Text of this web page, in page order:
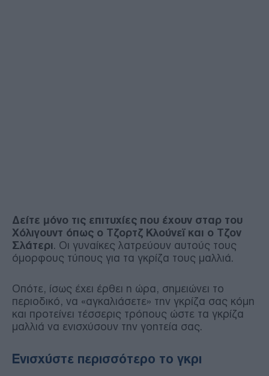
Δείτε μόνο τις επιτυχίες που έχουν σταρ του
Χόλιγουντ όπως ο Τζορτζ Κλούνεϊ και ο Τζον
Σλάτερι. Οι γυναίκες λατρεύουν αυτούς τους
όμορφους τύπους για τα γκρίζα τους μαλλιά.
Οπότε, ίσως έχει έρθει η ώρα, σημειώνει το
περιοδικό, να «αγκαλιάσετε» την γκρίζα σας κόμη
και προτείνει τέσσερις τρόπους ώστε τα γκρίζα
μαλλιά να ενισχύσουν την γοητεία σας.
Ενισχύστε περισσότερο το γκρι